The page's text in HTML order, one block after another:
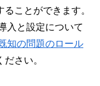
ことができます。
入と設定について
知の問題のロール
ださい。